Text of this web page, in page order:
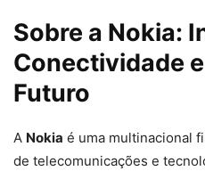
Sobre a Nokia:
Conectividade
Futuro
A Nokia é uma multinacional
de telecomunicações e